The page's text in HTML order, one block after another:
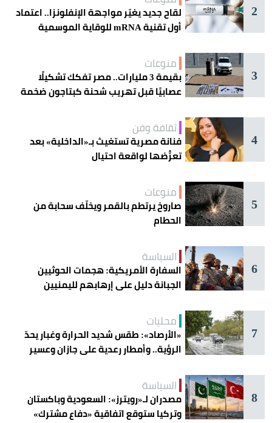
2
لقاح جديد يغيّر مواجهة الإنفلونزا.. اعتماد
أول تقنية mRNA للوقاية الموسمية
3
منوعات
بقيمة 3 مليارات.. مصر تفكك تشكيلًا
عصابيًا قبل تهريب شحنة كبتاجون ضخمة
4
ثقافة وفن
فنانة مصرية تستغيث بـ«الداخلية» بعد
تعرُّضها لواقعة احتيال
5
منوعات
صاروخ يرتطم بالقمر ويخلّف سحابة من
الحطام
6
السياسة
السفارة الأمريكية: هجمات الحوثيين
الجبانة دليل على إرهابهم لليمنيين
7
محليات
«الأرصاد»: طقس شديد الحرارة وغبار يحدّ
الرؤية.. وأمطار رعدية على جازان وعسير
8
السياسة
مصدران لـ«رويترز»: السعودية وباكستان
وتركيا ستوقع اتفاقية «دفاع مشترك»